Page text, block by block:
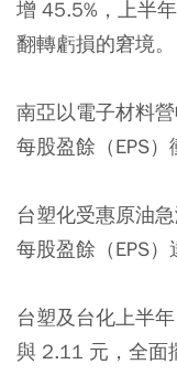
增 45.5%，上半
翻轉虧損的窘境。
南亞以電子材料
每股盈餘（EPS）
台塑化受惠原油
每股盈餘（EPS）
台塑及台化上半
與 2.11 元，全面